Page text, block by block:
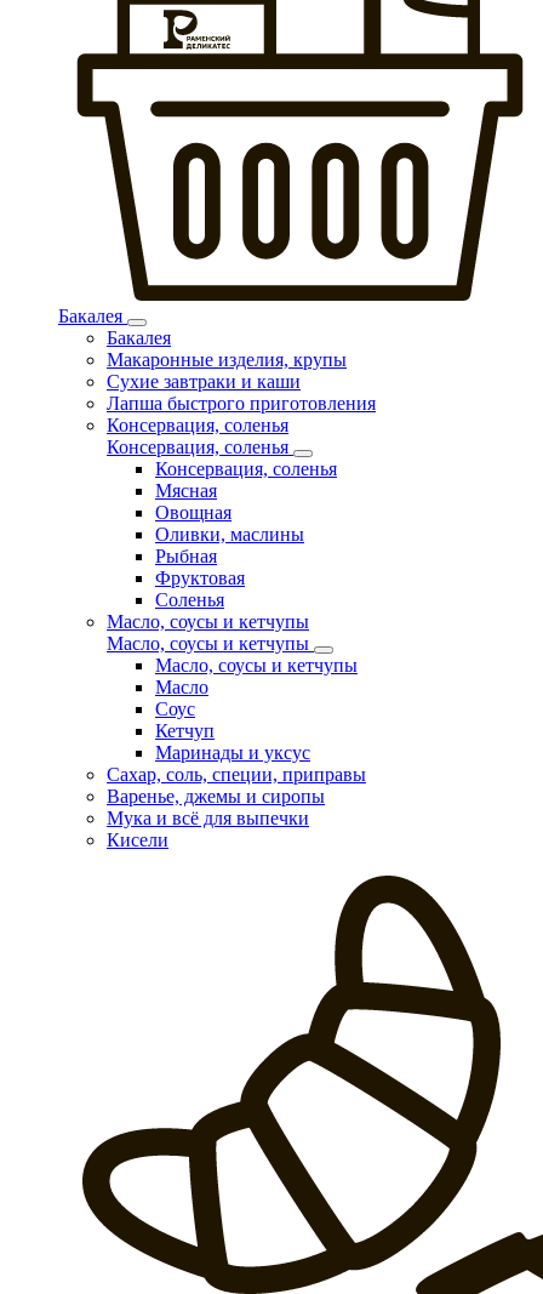
Бакалея
Бакалея
Макаронные изделия, крупы
Сухие завтраки и каши
Лапша быстрого приготовления
Консервация, соленья
Консервация, соленья
Консервация, соленья
Мясная
Овощная
Оливки, маслины
Рыбная
Фруктовая
Соленья
Масло, соусы и кетчупы
Масло, соусы и кетчупы
Масло, соусы и кетчупы
Масло
Соус
Кетчуп
Маринады и уксус
Сахар, соль, специи, приправы
Варенье, джемы и сиропы
Мука и всё для выпечки
Кисели